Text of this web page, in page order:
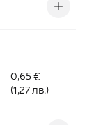
0,65 €
(1,27 лв.)